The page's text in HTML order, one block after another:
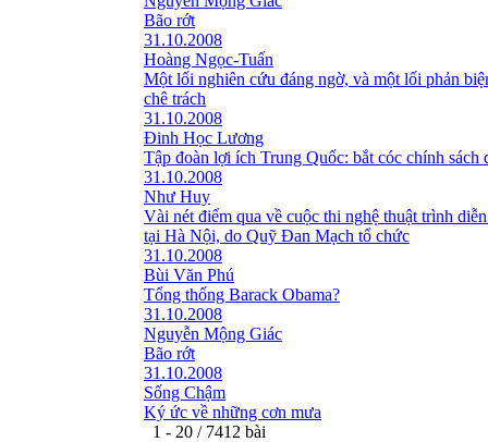
Bão rớt
31.10.2008
Hoàng Ngọc-Tuấn
Một lối nghiên cứu đáng ngờ, và một lối phản
chê trách
31.10.2008
Đinh Học Lương
Tập đoàn lợi ích Trung Quốc: bắt cóc chính sách
31.10.2008
Như Huy
Vài nét điểm qua về cuộc thi nghệ thuật trình
tại Hà Nội, do Quỹ Đan Mạch tổ chức
31.10.2008
Bùi Văn Phú
Tổng thống Barack Obama?
31.10.2008
Nguyễn Mộng Giác
Bão rớt
31.10.2008
Sống Chậm
Ký ức về những cơn mưa
1 - 20 / 7412 bài